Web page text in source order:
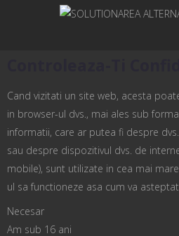
Cand vizitati un site web, acesta
in browser-ul dvs., mai ales sub
informatii, care ar putea fi despre
sau despre dispozitivul dvs. de
mobile), sunt utilizate in cea mai
ul sa functioneze asa cum va
Necesar
Am sub 16 ani